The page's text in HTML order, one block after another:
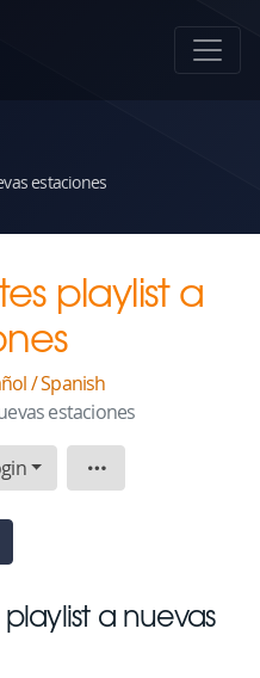
estaciones
playlist a
/ Spanish
estaciones
Topic
a nuevas